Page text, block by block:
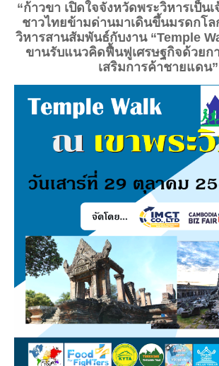
“ก้าวขา เปิดใจจังหวัดพระวิหารเป็น
ชาวไทยข้ามด่านมาเดินขึ้นมรดกโล
วิหารสานสัมพันธ์กับงาน “Temple
ขานรับแนวคิดฟื้นฟูเศรษฐกิจด้วยก
เสริมการค้าชายแดน”